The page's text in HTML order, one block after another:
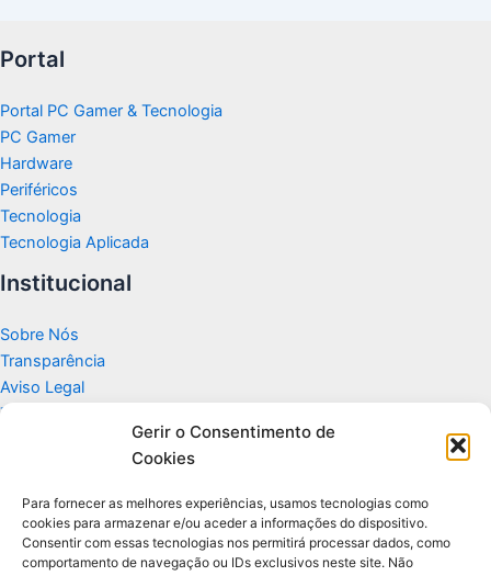
Gerir o Consentimento de
Cookies
Para fornecer as melhores experiências, usamos tecnologias como
cookies para armazenar e/ou aceder a informações do dispositivo.
Consentir com essas tecnologias nos permitirá processar dados, como
comportamento de navegação ou IDs exclusivos neste site. Não
Portal
Portal PC Gamer & Tecnologia
PC Gamer
Hardware
Periféricos
Tecnologia
Tecnologia Aplicada
Institucional
Sobre Nós
Transparência
Aviso Legal
Termos de Uso
Politicas de Privacidade e Cookies
Apoio
Glossário de Tecnologia